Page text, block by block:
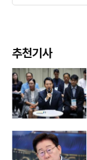
추천기사